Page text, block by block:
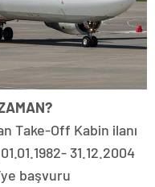
Take-Off Kabin ilanı
31.12.2004
başvuru